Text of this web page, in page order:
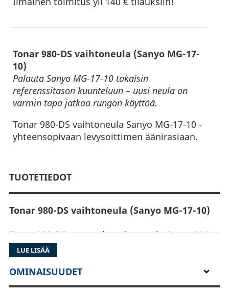
Tonar 980-DS vaihtoneula (Sanyo MG-17-
10)
Palauta Sanyo MG-17-10 takaisin
referenssitason kuunteluun – uusi neula on
varmin tapa jatkaa rungon käyttöä.
Tonar 980-DS vaihtoneula Sanyo MG-17-10 -
yhteensopivaan levysoittimen äänirasiaan.
TUOTETIEDOT
Tonar 980-DS vaihtoneula (Sanyo MG-17-10)
Tonar 980-DS on tarvikevaihtoneula Sanyo MG-
17-10 -äänirasiaan. Se palauttaa uraseurannan
ja suojaa levyjä kulumiselta. Sopii vintage- ja
harrastajakäyttöön.
LUE LISÄÄ
OMINAISUUDET